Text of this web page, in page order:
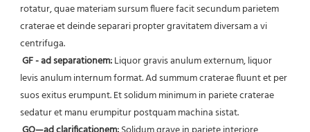
rotatur, quae materiam sursum fluere facit secundum parietem
craterae et deinde separari propter gravitatem diversam a vi
centrifuga.
GF - ad separationem: Liquor gravis anulum externum, liquor
levis anulum internum format. Ad summum craterae fluunt et per
suos exitus erumpunt. Et solidum minimum in pariete craterae
sedatur et manu erumpitur postquam machina sistat.